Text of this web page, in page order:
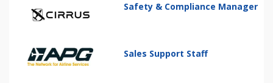
Safety & Compliance Manager
Sales Support Staff